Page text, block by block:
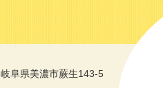
岐阜県美濃市蕨生143-5